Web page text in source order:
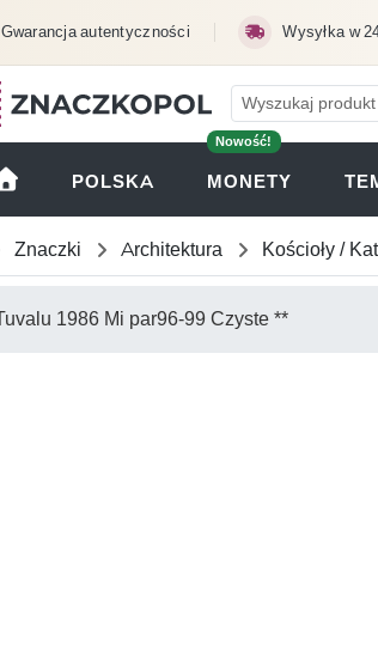
Gwarancja autentyczności Wysyłka w
POLSKA
Nowość!
MONETY
Znaczki Architektura Kościoły /